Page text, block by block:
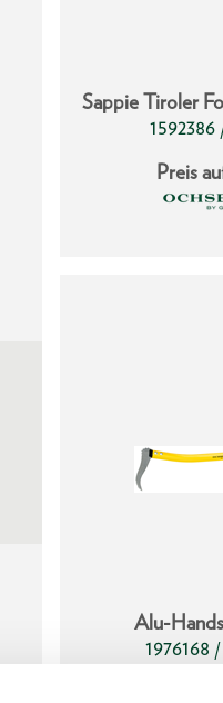
Sappie Tiroler
1592386
Preis
Alu-
1976168 /